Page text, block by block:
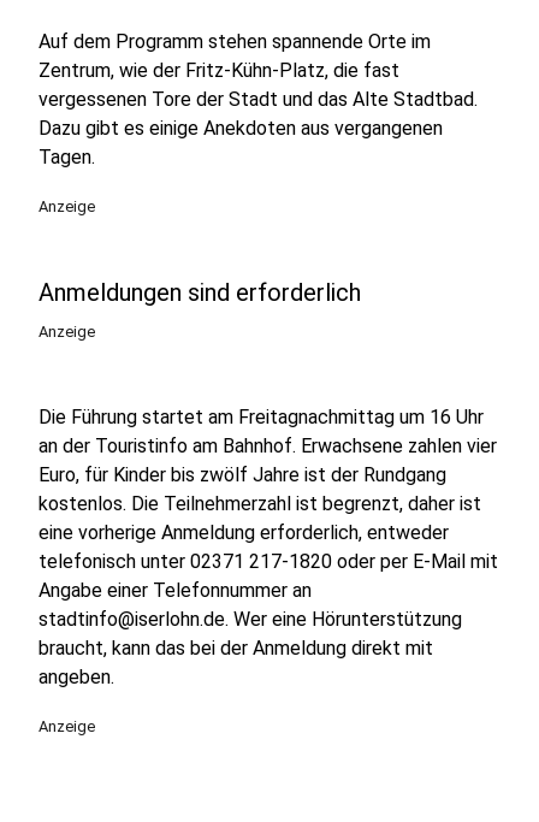
Auf dem Programm stehen spannende Orte im
Zentrum, wie der Fritz-Kühn-Platz, die fast
vergessenen Tore der Stadt und das Alte Stadtbad.
Dazu gibt es einige Anekdoten aus vergangenen
Tagen.
Anzeige
Anmeldungen sind erforderlich
Anzeige
Die Führung startet am Freitagnachmittag um 16 Uhr
an der Touristinfo am Bahnhof. Erwachsene zahlen vier
Euro, für Kinder bis zwölf Jahre ist der Rundgang
kostenlos. Die Teilnehmerzahl ist begrenzt, daher ist
eine vorherige Anmeldung erforderlich, entweder
telefonisch unter 02371 217-1820 oder per E-Mail mit
Angabe einer Telefonnummer an
stadtinfo@iserlohn.de. Wer eine Hörunterstützung
braucht, kann das bei der Anmeldung direkt mit
angeben.
Anzeige